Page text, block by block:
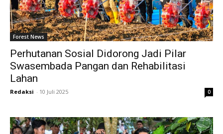
Forest News
Perhutanan Sosial Didorong Jadi Pilar
Swasembada Pangan dan Rehabilitasi
Lahan
Redaksi - 10 Juli 2025 0